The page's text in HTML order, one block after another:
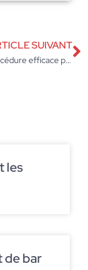
SUIVANT
Ent91 : la procédure efficace pour une connexion rapide via EduConnect
les
de bar